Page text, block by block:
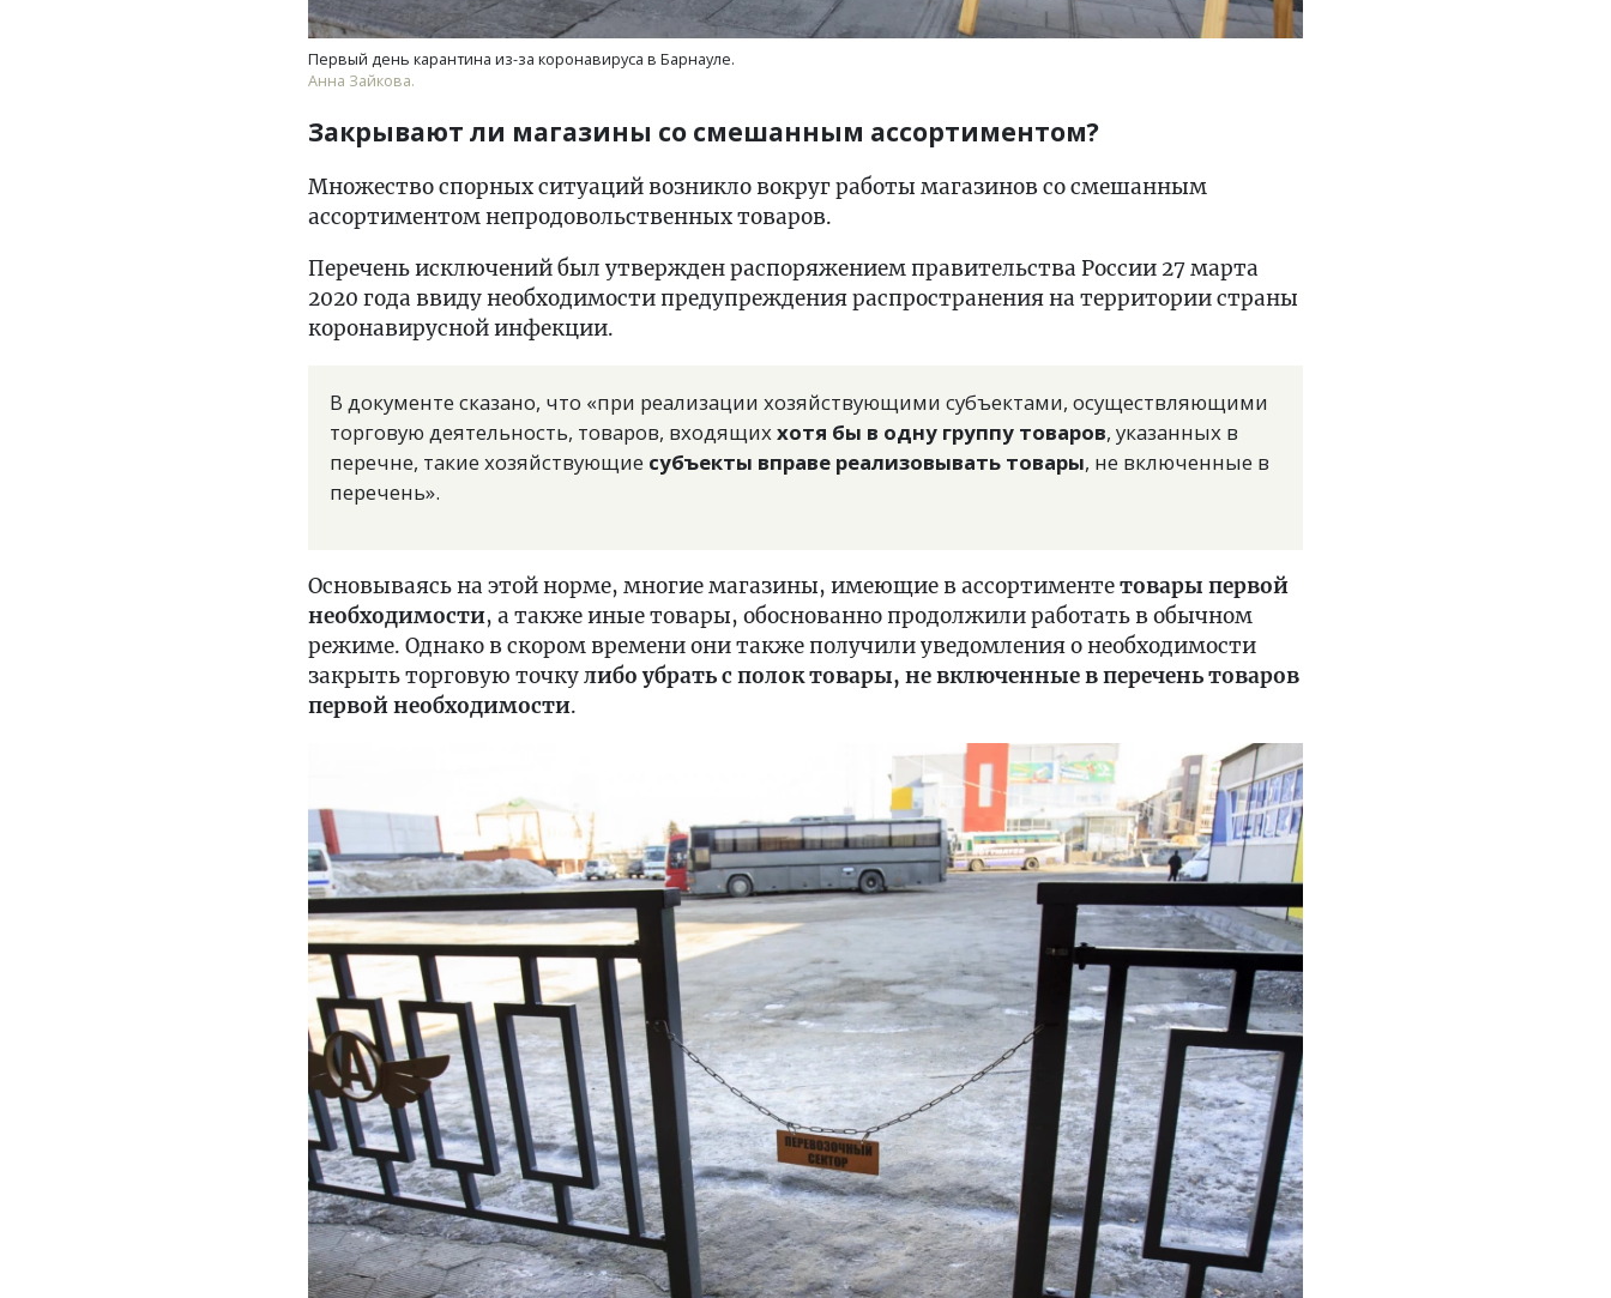
Первый день карантина из-за коронавируса в Барнауле.
Анна Зайкова.
Закрывают ли магазины со смешанным ассортиментом?
Множество спорных ситуаций возникло вокруг работы магазинов со смешанным
ассортиментом непродовольственных товаров.
Перечень исключений был утвержден распоряжением правительства России 27 марта
2020 года ввиду необходимости предупреждения распространения на территории страны
коронавирусной инфекции.
В документе сказано, что «при реализации хозяйствующими субъектами, осуществляющими
торговую деятельность, товаров, входящиххотя бы в одну группу товаров, указанных в
перечне, такие хозяйствующие субъекты вправе реализовывать товары, не включенные в
перечень».
Основываясь на этой норме, многие магазины, имеющие в ассортиментетовары первой
необходимости, а также иные товары, обоснованно продолжили работать в обычном
режиме. Однако в скором времени они также получили уведомления о необходимости
закрыть торговую точкулибо убрать с полок товары, не включенные в перечень товаров
первой необходимости.